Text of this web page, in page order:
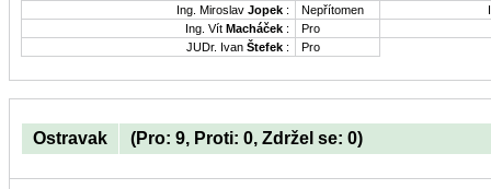
Ing. Miroslav Jopek : Nepřítomen
Ing. Vít Macháček :
Pro
JUDr. Ivan Štefek : Pro
Ostravak (Pro: 9, Proti: 0, Zdržel se: 0)